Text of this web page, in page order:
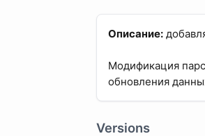
Описание:
Модификация
обновления
Versions